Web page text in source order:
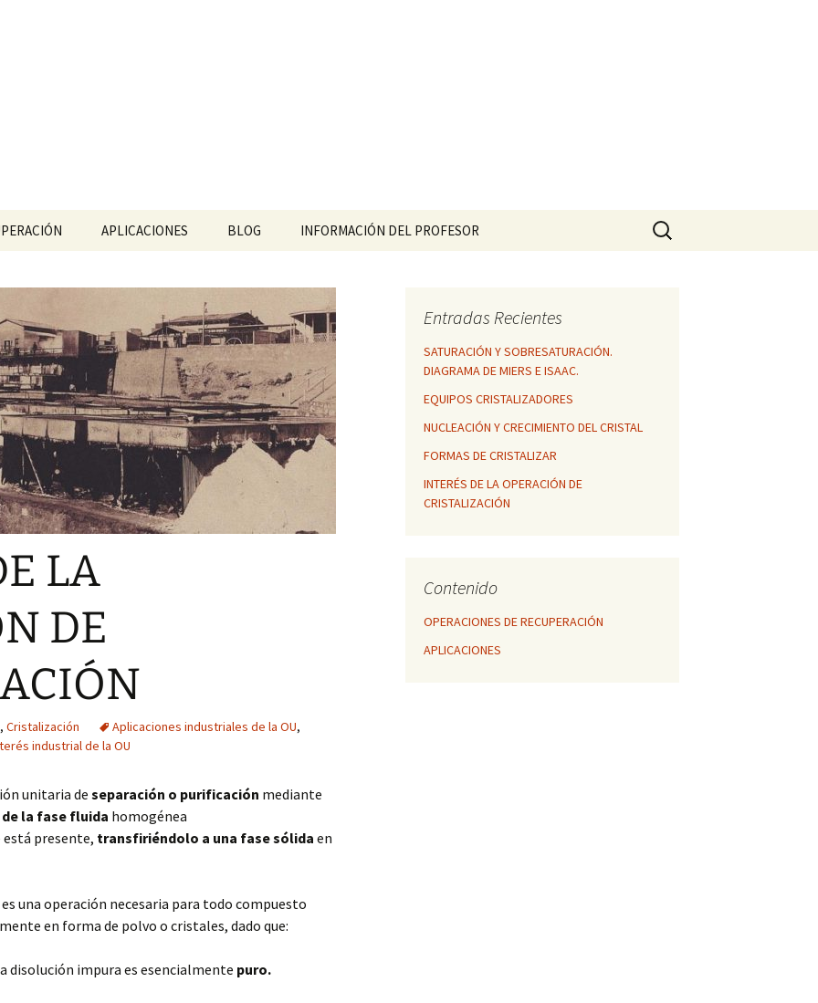
APLICACIONES BLOG INFORMACIÓN DEL PROFESOR
Buscar:
LA
DE
, Cristalización Aplicaciones industriales de la OU,
industrial de la OU
unitaria de separación o purificación mediante
la fase fluida homogénea
presente, transfiriéndolo a una fase sólida en
es una operación necesaria para todo compuesto
en forma de polvo o cristales, dado que:
disolución impura es esencialmente puro.
Entradas Recientes
SATURACIÓN Y SOBRESATURACIÓN.
DIAGRAMA DE MIERS E ISAAC.
EQUIPOS CRISTALIZADORES
NUCLEACIÓN Y CRECIMIENTO DEL CRISTAL
FORMAS DE CRISTALIZAR
INTERÉS DE LA OPERACIÓN DE
CRISTALIZACIÓN
Contenido
OPERACIONES DE RECUPERACIÓN
APLICACIONES